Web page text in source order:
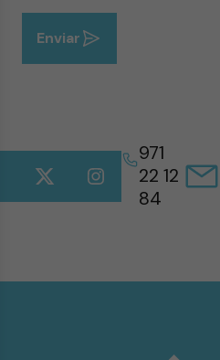
Enviar
971
22 12
84